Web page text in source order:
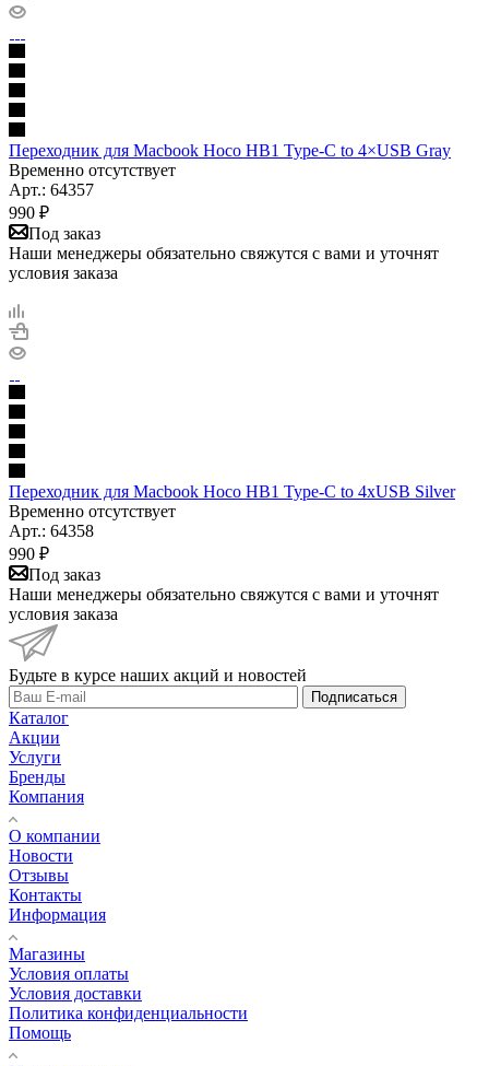
Переходник для Macbook Hoco HB1 Type-С to 4×USB Gray
Временно отсутствует
Арт.: 64357
990 ₽
Под заказ
Наши менеджеры обязательно свяжутся с вами и уточнят
условия заказа
Переходник для Macbook Hoco HB1 Type-С to 4хUSB Silver
Временно отсутствует
Арт.: 64358
990 ₽
Под заказ
Наши менеджеры обязательно свяжутся с вами и уточнят
условия заказа
Будьте в курсе наших акций и новостей
Подписаться
Каталог
Акции
Услуги
Бренды
Компания
О компании
Новости
Отзывы
Контакты
Информация
Магазины
Условия оплаты
Условия доставки
Политика конфиденциальности
Помощь